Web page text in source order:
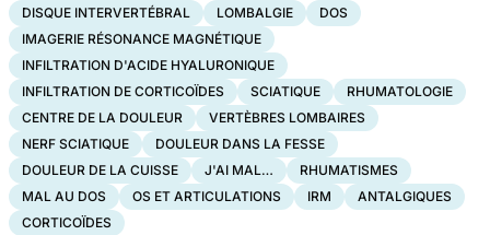
DISQUE INTERVERTÉBRAL LOMBALGIE
DOS
IMAGERIE RÉSONANCE MAGNÉTIQUE
INFILTRATION D'ACIDE HYALURONIQUE
INFILTRATION DE CORTICOÏDES
SCIATIQUE
RHUMATOLOGIE
CENTRE DE LA DOULEUR
VERTÈBRES LOMBAIRES
NERF SCIATIQUE
DOULEUR DANS LA FESSE
DOULEUR DE LA CUISSE
J'AI MAL…
RHUMATISMES
MAL AU DOS
OS ET ARTICULATIONS IRM
ANTALGIQUES
CORTICOÏDES